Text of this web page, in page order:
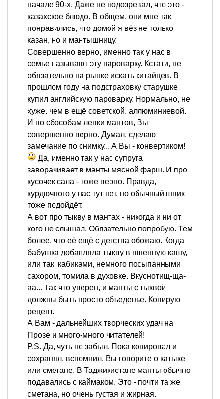
начале 90-х. Даже не подозревал, что это -
казахское блюдо. В общем, они мне так
понравились, что домой я вёз не только
казан, но и мантышницу.
Совершенно верно, именно так у нас в
семье называют эту пароварку. Кстати, не
обязательно на рынке искать китайцев. В
прошлом году на подстраховку старушке
купил английскую пароварку. Нормально, не
хуже, чем в ещё советской, аллюминиевой.
И по сбособам лепки мантов, Вы
совершенно верно. Думал, сделаю
замечание по снимку... А Вы - конвертиком!
Да, именно так у нас супруга
заворачивает в манты мясной фарш. И про
кусочек сала - тоже верно. Правда,
курдючного у нас тут нет, но обычный шпик
тоже подойдёт.
А вот про тыкву в мантах - никогда и ни от
кого не слышал. Обязательно попробую. Тем
более, что её ещё с детства обожаю. Когда
бабушка добавляла тыкву в пшенную кашу,
или так, кабиками, немного посыпанными
сахором, томила в духовке. Вкуснотищ-ща-
аа... Так что уверен, и манты с тыквой
должны быть просто объеденье. Копирую
рецепт.
А Вам - дальнейших творческих удач на
Прозе и много-много читателей!
P.S. Да, чуть не забыл. Пока копировал и
сохранял, вспомнил. Вы говорите о катыке
или сметане. В Таджикистане манты обычно
подавались с каймаком. Это - почти та же
сметана, но очень густая и жирная.